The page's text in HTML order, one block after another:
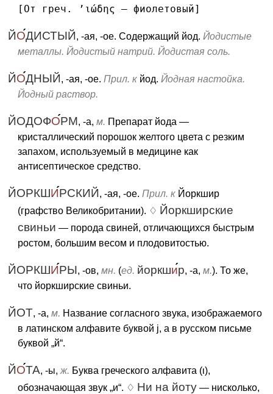
[От греч. ’ιώδης — фиолетовый]
ЙОДИСТЫЙ, -ая, -ое. Содержащий йод. Йодистые
металлы. Йодистый натрий. Йодистая соль.
ЙОДНЫЙ, -ая, -ое. Прил. к йод. Йодная настойка.
Йодный раствор.
ЙОДОФОРМ, -а, м. Препарат йода —
кристаллический порошок желтого цвета с резким
запахом, используемый в медицине как
антисептическое средство.
ЙОРКШИРСКИЙ, -ая, -ое. Прил. к Йоркшир
(графство Великобритании). ♢ Йоркширские
свиньи — порода свиней, отличающихся быстрым
ростом, большим весом и плодовитостью.
ЙОРКШИРЫ, -ов, мн. (ед. йоркшир, -а, м.). То же,
что йоркширские свиньи.
ЙОТ, -а, м. Название согласного звука, изображаемого
в латинском алфавите буквой j, а в русском письме
буквой „й“.
ЙОТА, -ы, ж. Буква греческого алфавита (ι),
обозначающая звук „и“. ♢ Ни на йоту — нисколько,